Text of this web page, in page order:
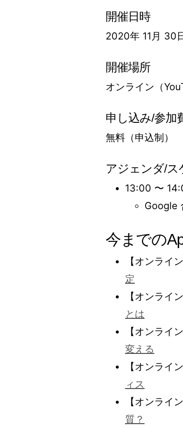
開催日時
2020年 11月 30
開催場所
オンライン（
申し込み/参加
無料（申込制）
アジェンダ/ス
13:00 〜
Google
今までの
【オンライ
定
【オンライ
とは
【オンライ
変える
【オンライ
ィス
【オンライ
質？